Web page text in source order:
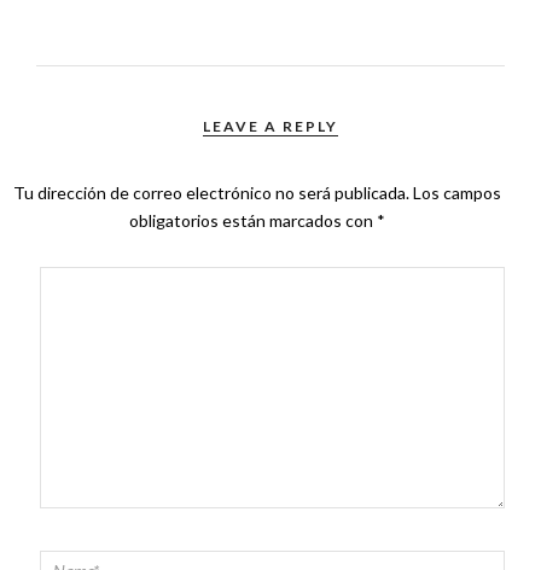
LEAVE A REPLY
Tu dirección de correo electrónico no será publicada.Los campos
obligatorios están marcados con *